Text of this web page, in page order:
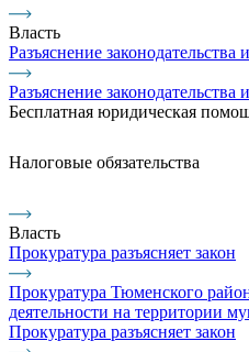
Власть
Разъяснение
Разъяснение
Бесплатная юридическая
Налоговые обязательства
Власть
Прокуратура разъясняет закон
Прокуратура Тюменского
деятельности на территории
Прокуратура разъясняет закон